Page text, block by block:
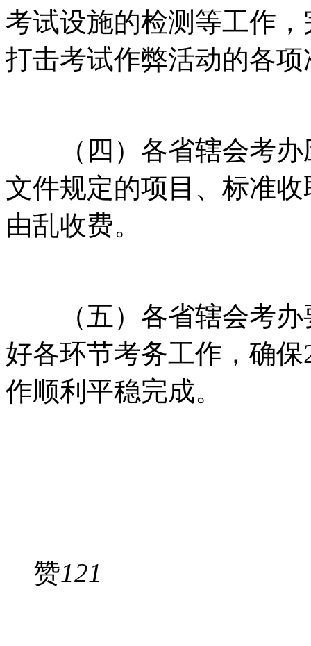
考试设施的检测等工作
打击考试作弊活动的各项
（四）各省辖会考办
文件规定的项目、标准
由乱收费。
（五）各省辖会考办
好各环节考务工作，确
作顺利平稳完成。
赞121